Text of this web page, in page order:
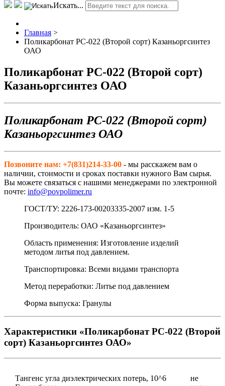
Искать...
Главная >
Поликарбонат РС-022 (Второй сорт) Казаньоргсинтез
ОАО
Поликарбонат РС-022 (Второй сорт)
Казаньоргсинтез ОАО
Поликарбонат РС-022 (Второй сорт)
Казаньоргсинтез ОАО
Позвоните нам: +7(831)214-33-00 - мы расскажем вам о
наличии, стоимости и сроках поставки нужного Вам сырья.
Вы можете связаться с нашими менеджерами по электронной
почте: info@povpolimer.ru
ГОСТ/ТУ: 2226-173-00203335-2007 изм. 1-5
Производитель: ОАО «Казаньоргсинтез»
Область применения: Изготовление изделий
методом литья под давлением.
Транспортировка: Всеми видами транспорта
Метод переработки: Литье под давлением
Форма выпуска: Гранулы
Характеристики «Поликарбонат РС-022 (Второй
сорт) Казаньоргсинтез ОАО»
Тангенс угла диэлектрических потерь, 10^6
не